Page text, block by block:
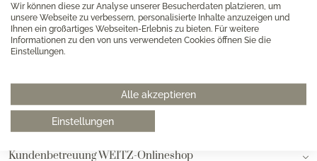
Wir können diese zur Analyse unserer Besucherdaten platzieren, um
unsere Webseite zu verbessern, personalisierte Inhalte anzuzeigen und
Ihnen ein großartiges Webseiten-Erlebnis zu bieten. Für weitere
Informationen zu den von uns verwendeten Cookies öffnen Sie die
Einstellungen.
Alle akzeptieren
Einstellungen
Hannover
Hamburg am Neuen Wall
Hamburg AEZ
Kundenbetreuung WEITZ-Onlineshop